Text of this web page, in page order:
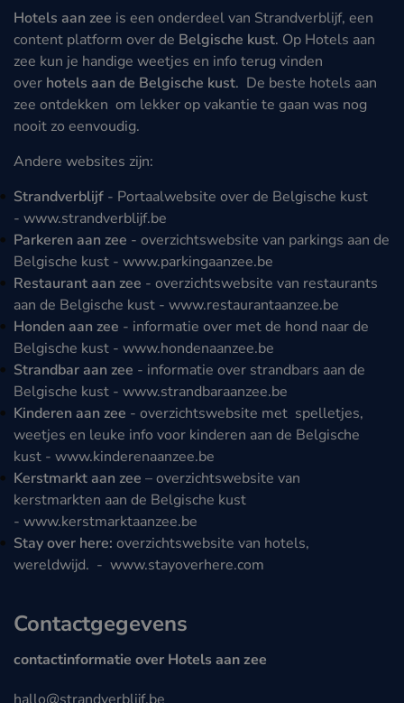
Hotels aan zee is een onderdeel van Strandverblijf, een
content platform over de Belgische kust. Op Hotels aan
zee kun je handige weetjes en info terug vinden
over hotels aan de Belgische kust. De beste hotels aan
zee ontdekken om lekker op vakantie te gaan was nog
nooit zo eenvoudig.
Andere websites zijn:
Strandverblijf - Portaalwebsite over de Belgische kust
- www.strandverblijf.be
Parkeren aan zee - overzichtswebsite van parkings aan de
Belgische kust - www.parkingaanzee.be
Restaurant aan zee - overzichtswebsite van restaurants
aan de Belgische kust - www.restaurantaanzee.be
Honden aan zee - informatie over met de hond naar de
Belgische kust - www.hondenaanzee.be
Strandbar aan zee - informatie over strandbars aan de
Belgische kust - www.strandbaraanzee.be
Kinderen aan zee - overzichtswebsite met spelletjes,
weetjes en leuke info voor kinderen aan de Belgische
kust - www.kinderenaanzee.be
Kerstmarkt aan zee – overzichtswebsite van
kerstmarkten aan de Belgische kust
- www.kerstmarktaanzee.be
Stay over here: overzichtswebsite van hotels,
wereldwijd. - www.stayoverhere.com
Contactgegevens
contactinformatie over Hotels aan zee